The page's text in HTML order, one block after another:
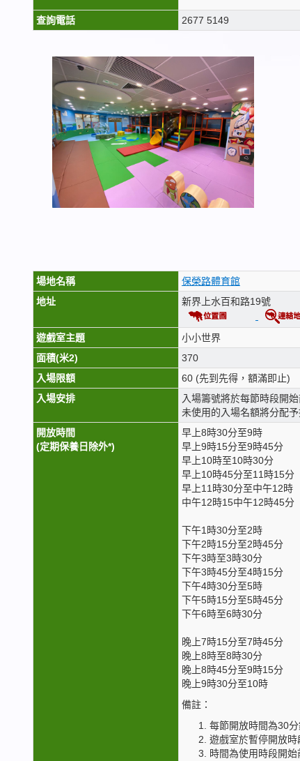
查詢電話 2677 5149
場地名稱
保榮路體育館
地址
新界上水百和路19號
遊戲室主題
小小世界
面積(米2)
370
入場限額
60 (先到先得，額滿即止)
入場安排
入場籌號將於每節時段開
未使用的入場名額將分配予
開放時間
(定期保養日除外*)
早上8時30分至9時
早上9時15分至9時45分
早上10時至10時30分
早上10時45分至11時15分
早上11時30分至中午12時
中午12時15中午12時45分
下午1時30分至2時
下午2時15分至2時45分
下午3時至3時30分
下午3時45分至4時15分
下午4時30分至5時
下午5時15分至5時45分
下午6時至6時30分
晚上7時15分至7時45分
晚上8時至8時30分
晚上8時45分至9時15分
晚上9時30分至10時
備註：
每節開放時間為30
遊戲室於暫停開放
時間為使用時段開始